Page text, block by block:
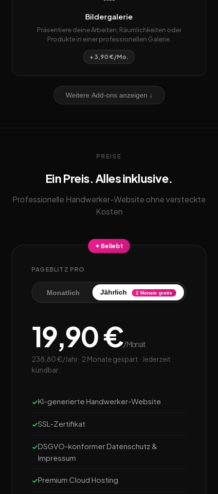
Bildergalerie
Präsentiere deine Arbeiten, Räumlichkeiten oder
Produkte in einer professionellen Galerie.
+ 3,90 €/Mo.
Weitere Add-ons anzeigen ↓
PREISE
Ein Preis. Alles inklusive.
Professionelle Handwerker-Website ohne versteckte
Kosten
✦ Beliebt
PAGEBLITZ PRO
Monatlich Jährlich 2 Monate gratis
19,90 €/Monat
238,80 €/Jahr · 2 Monate gespart · Jederzeit
kündbar.
KI-generierte Handwerker-Website
SSL-Zertifikat
DSGVO-konformer Datenschutz &
Impressum
Premium Cloud Hosting